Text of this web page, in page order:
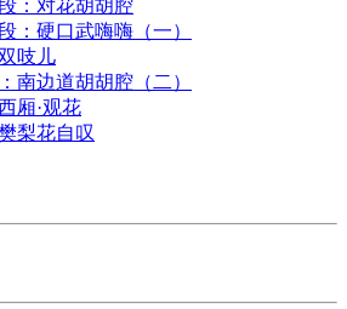
：对花胡胡腔
：硬口武嗨嗨（一）
吱儿
南边道胡胡腔（二）
厢·观花
梨花自叹